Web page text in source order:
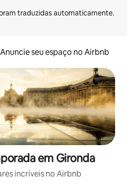
Anuncie seu espaço no Airbnb
em Gironda
incríveis no Airbnb